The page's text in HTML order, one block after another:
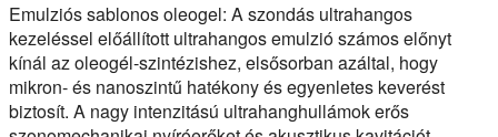
Emulziós sablonos oleogel: A szondás ultrahangos
kezeléssel előállított ultrahangos emulzió számos előnyt
kínál az oleogél-szintézishez, elsősorban azáltal, hogy
mikron- és nanoszintű hatékony és egyenletes keverést
biztosít. A nagy intenzitású ultrahanghullámok erős